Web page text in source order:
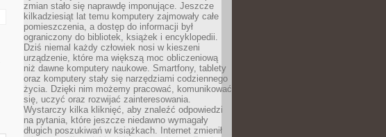
zmian stało się naprawdę imponujące. Jeszcze
kilkadziesiąt lat temu komputery zajmowały całe
pomieszczenia, a dostęp do informacji był
ograniczony do bibliotek, książek i encyklopedii.
Dziś niemal każdy człowiek nosi w kieszeni
urządzenie, które ma większą moc obliczeniową
niż dawne komputery naukowe. Smartfony, tablety
oraz komputery stały się narzędziami codziennego
życia. Dzięki nim możemy pracować, komunikować
się, uczyć oraz rozwijać zainteresowania.
Wystarczy kilka kliknięć, aby znaleźć odpowiedzi
na pytania, które jeszcze niedawno wymagały
długich poszukiwań w książkach. Internet zmienił